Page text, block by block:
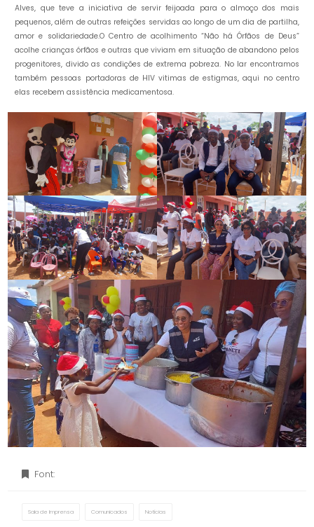
Alves, que teve a iniciativa de servir feijoada para o almoço dos mais
pequenos, além de outras refeições servidas ao longo de um dia de partilha,
amor e solidariedade.O Centro de acolhimento “Não há Órfãos de Deus”
acolhe crianças órfãos e outras que viviam em situação de abandono pelos
progenitores, divido as condições de extrema pobreza. No lar encontramos
também pessoas portadoras de HIV vitimas de estigmas, aqui no centro
elas recebem assistência medicamentosa.
Font:
Sala de Imprensa Comunicados Notícias